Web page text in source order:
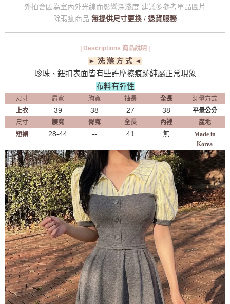
外拍會因為室內外光線而影響深淺度 建議多參考單品圖片
除瑕疵商品 無提供尺寸更換 / 退貨服務
| Descriptions 商品說明 |
► 洗 滌 方 式 ◄
珍珠、鈕扣表面皆有些許摩擦痕跡純屬正常現象
布料有彈性
尺寸 肩寬 胸寬 袖長 全長
測量方式
上衣
39 38 27 38
平量公分
尺寸
腰寬 臀寬 全長 內裡
產地
短裙
28-44 -- 41 無
Made in
Korea